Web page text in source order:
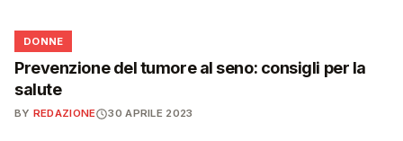
🌸
DONNE
Prevenzione del tumore al seno: consigli per la
salute
BY REDAZIONE 30 APRILE 2023